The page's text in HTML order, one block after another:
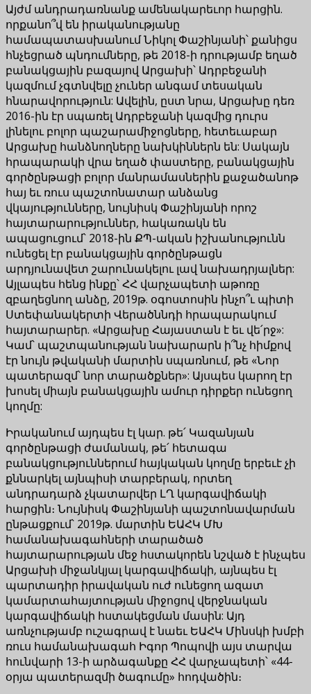
Այժմ անդրադառնանք ամենակարեւոր հարցին.
որքանո՞վ են իրականությանը
համապատասխանում Նիկոլ Փաշինյանի՝ քանիցս
հնչեցրած պնդումները, թե 2018-ի դրությամբ եղած
բանակցային բազայով Արցախի՝ Ադրբեջանի
կազմում չգտնվելը չուներ անգամ տեսական
հնարավորություն: Ավելին, ըստ նրա, Արցախը դեռ
2016-ին էր սպառել Ադրբեջանի կազմից դուրս
լինելու բոլոր պաշարամիջոցները, հետեւաբար
Արցախը հանձնողները նախկիններն են: Սակայն
հրապարակի վրա եղած փաստերը, բանակցային
գործընթացի բոլոր մանրամասներին քաջածանոթ
հայ եւ ռուս պաշտոնատար անձանց
վկայությունները, նույնիսկ Փաշինյանի որոշ
հայտարարություններ, հակառակն են
ապացուցում՝ 2018-ին ՔՊ-ական իշխանությունն
ունեցել էր բանակցային գործընթացն
արդյունավետ շարունակելու լավ նախադրյալներ:
Այլապես հենց ինքը՝ ՀՀ վարչապետի աթոռը
զբաղեցնող անձը, 2019թ. օգոստոսին ինչո՞ւ պիտի
Ստեփանակերտի Վերածննդի հրապարակում
հայտարարեր. «Արցախը Հայաստան է եւ վե՛րջ»:
Կամ՝ պաշտպանության նախարարն ի՞նչ հիմքով
էր նույն թվականի մարտին սպառնում, թե «Նոր
պատերազմ՝ նոր տարածքներ»: Այսպես կարող էր
խոսել միայն բանակցային ամուր դիրքեր ունեցող
կողմը:
Իրականում այդպես էլ կար. թե՛ Կազանյան
գործընթացի ժամանակ, թե՛ հետագա
բանակցություններում հայկական կողմը երբեւէ չի
քննարկել այնպիսի տարբերակ, որտեղ
անդրադարձ չկատարվեր ԼՂ կարգավիճակի
հարցին։ Նույնիսկ Փաշինյանի պաշտոնավարման
ընթացքում՝ 2019թ. մարտին ԵԱՀԿ ՄԽ
համանախագահների տարածած
հայտարարության մեջ հստակորեն նշված է ինչպես
Արցախի միջանկյալ կարգավիճակի, այնպես էլ
պարտադիր իրավական ուժ ունեցող ազատ
կամարտահայտության միջոցով վերջնական
կարգավիճակի հստակեցման մասին: Այդ
առնչությամբ ուշագրավ է նաեւ ԵԱՀԿ Մինսկի խմբի
ռուս համանախագահ Իգոր Պոպովի այս տարվա
հունվարի 13-ի արձագանքը ՀՀ վարչապետի՝ «44-
օրյա պատերազմի ծագումը» հոդվածին։